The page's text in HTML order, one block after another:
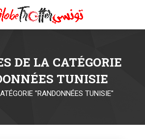
DE LA CATÉGORIE
TUNISIE
"RANDONNÉES TUNISIE"